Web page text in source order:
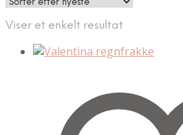
Viser et enkelt resultat